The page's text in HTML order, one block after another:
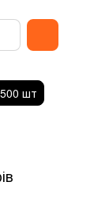
500 шт